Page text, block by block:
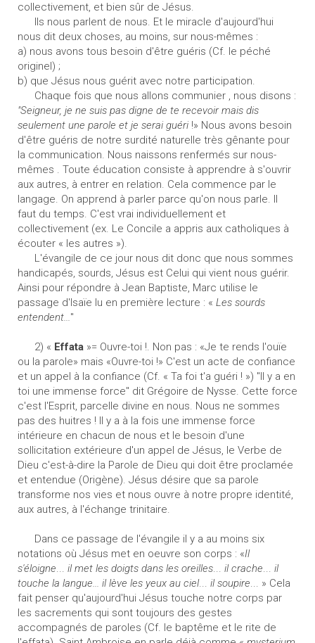
collectivement, et bien sûr de Jésus.
Ils nous parlent de nous. Et le miracle d'aujourd'hui
nous dit deux choses, au moins, sur nous-mêmes :
a) nous avons tous besoin d'être guéris (Cf. le péché
originel) ;
b) que Jésus nous guérit avec notre participation.
Chaque fois que nous allons communier , nous disons :
"Seigneur, je ne suis pas digne de te recevoir mais dis
seulement une parole et je serai guéri !» Nous avons besoin
d'être guéris de notre surdité naturelle très gênante pour
la communication. Nous naissons renfermés sur nous-
mêmes . Toute éducation consiste à apprendre à s'ouvrir
aux autres, à entrer en relation. Cela commence par le
langage. On apprend à parler parce qu'on nous parle. Il
faut du temps. C'est vrai individuellement et
collectivement (ex. Le Concile a appris aux catholiques à
écouter « les autres »).
L'évangile de ce jour nous dit donc que nous sommes
handicapés, sourds, Jésus est Celui qui vient nous guérir.
Ainsi pour répondre à Jean Baptiste, Marc utilise le
passage d'Isaïe lu en première lecture : « Les sourds
entendent..."
2) « Effata »= Ouvre-toi !. Non pas : «Je te rends l'ouïe
ou la parole» mais «Ouvre-toi !» C'est un acte de confiance
et un appel à la confiance (Cf. « Ta foi t'a guéri ! ») "ll y a en
toi une immense force" dit Grégoire de Nysse. Cette force
c'est l'Esprit, parcelle divine en nous. Nous ne sommes
pas des huitres ! Il y a à la fois une immense force
intérieure en chacun de nous et le besoin d'une
sollicitation extérieure d'un appel de Jésus, le Verbe de
Dieu c'est-à-dire la Parole de Dieu qui doit être proclamée
et entendue (Origène). Jésus désire que sa parole
transforme nos vies et nous ouvre à notre propre identité,
aux autres, à l'échange trinitaire.
Dans ce passage de l'évangile il y a au moins six
notations où Jésus met en oeuvre son corps : «Il
s'éloigne... il met les doigts dans les oreilles... il crache... il
touche la langue... il lève les yeux au ciel... il soupire... » Cela
fait penser qu'aujourd'hui Jésus touche notre corps par
les sacrements qui sont toujours des gestes
accompagnés de paroles (Cf. le baptême et le rite de